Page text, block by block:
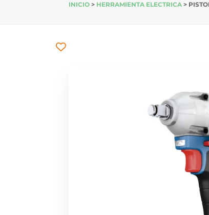
INICIO > HERRAMIENTA ELECTRICA >